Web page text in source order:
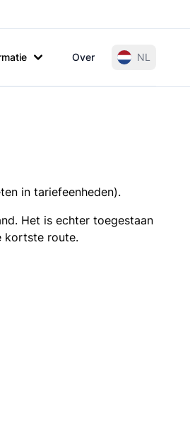
Over NL
in tariefeenheden).
Het is echter toegestaan
kortste route.